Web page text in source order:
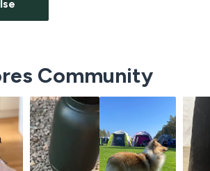
Community